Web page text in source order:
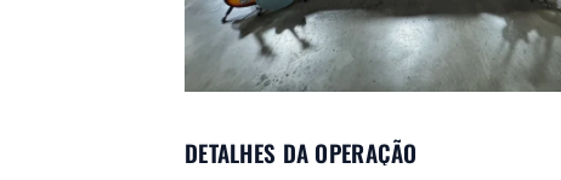
DETALHES DA OPERAÇÃO